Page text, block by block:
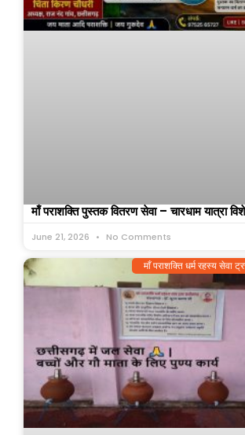
माँ पराशक्ति पुस्तक वितरण सेवा – चारधाम यात्रा
June 21, 2026 No Comments
माँ पराशक्ति धर्म रहस्य